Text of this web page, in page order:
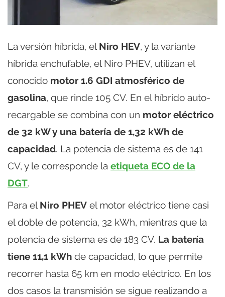
La versión híbrida, el Niro HEV, y la variante
híbrida enchufable, el Niro PHEV, utilizan el
conocido motor 1.6 GDI atmosférico de
gasolina, que rinde 105 CV. En el híbrido auto-
recargable se combina con un motor eléctrico
de 32 kW y una batería de 1,32 kWh de
capacidad. La potencia de sistema es de 141
CV, y le corresponde la etiqueta ECO de la
DGT.
Para el Niro PHEV el motor eléctrico tiene casi
el doble de potencia, 32 kWh, mientras que la
potencia de sistema es de 183 CV. La batería
tiene 11,1 kWh de capacidad, lo que permite
recorrer hasta 65 km en modo eléctrico. En los
dos casos la transmisión se sigue realizando a